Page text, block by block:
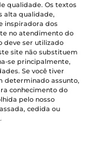
qualidade. Os textos
alta qualidade,
inspiradora dos
no atendimento do
deve ser utilizado
site não substituem
se principalmente,
Se você tiver
determinado assunto,
conhecimento do
pelo nosso
cedida ou